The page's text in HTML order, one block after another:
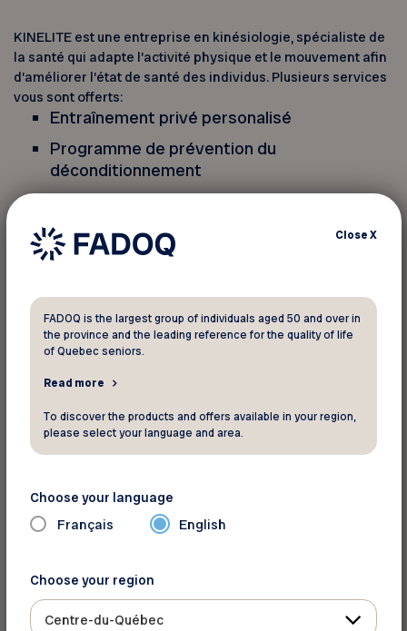
KINELITE est une entreprise en kinésiologie, spécialiste de
la santé qui adapte l’activité physique et le mouvement afin
d’améliorer l’état de santé des individus. Plusieurs services
vous sont offerts:
Entraînement privé personalisé
Programme de prévention du
déconditionnement
Thérapie manuelle et massothérapie
Diminutions des douleurs chroniques
Prévention des blessures
Cours de groupes
*Applicable sur le prix régulier. Ne peut être
Pour informations
60 Boul Carignan
Victoriaville Québec G6P 4Z6
Website
See the map
CloseX
FADOQ is the largest group of individuals aged 50 and over in
the province and the leading reference for the quality of life
of Quebec seniors.
Read more
To discover the products and offers available in your region,
please select your language and area.
Choose your language
Français English
Choose your region
Centre-du-Québec